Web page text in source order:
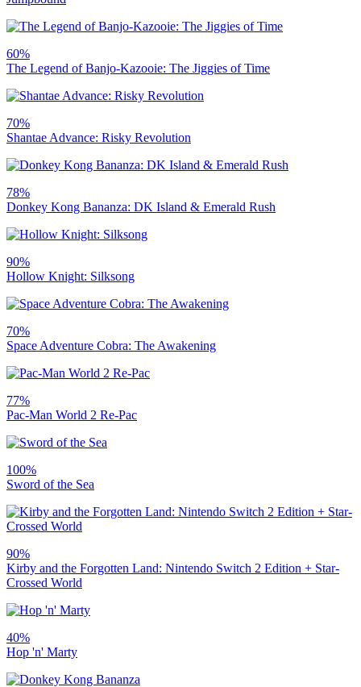
60%
The Legend of Banjo-Kazooie: The Jiggies of Time
70%
Shantae Advance: Risky Revolution
78%
Donkey Kong Bananza: DK Island & Emerald Rush
90%
Hollow Knight: Silksong
70%
Space Adventure Cobra: The Awakening
77%
Pac-Man World 2 Re-Pac
100%
Sword of the Sea
90%
Kirby and the Forgotten Land: Nintendo Switch 2 Edition + Star-
Crossed World
40%
Hop 'n' Marty